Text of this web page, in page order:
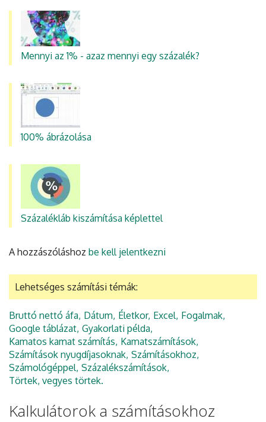
Mennyi az 1% - azaz mennyi egy százalék?
100% ábrázolása
Százalékláb kiszámítása képlettel
A hozzászóláshoz be kell jelentkezni
Lehetséges számítási témák:
Bruttó nettó áfa Dátum Életkor Excel Fogalmak
Google táblázat Gyakorlati példa
Kamatos kamat számítás Kamatszámítások
Számítások nyugdíjasoknak Számításokhoz
Számológéppel Százalékszámítások
Törtek, vegyes törtek
Kalkulátorok a számításokhoz